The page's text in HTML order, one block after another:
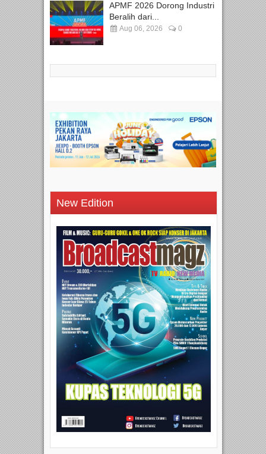
APMF 2026 Dorong Industri
Beralih dari...
Aug 06, 2026 0
New Edition